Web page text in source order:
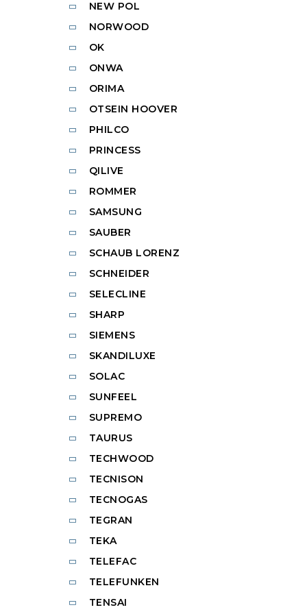
NEW POL
NORWOOD
OK
ONWA
ORIMA
OTSEIN HOOVER
PHILCO
PRINCESS
QILIVE
ROMMER
SAMSUNG
SAUBER
SCHAUB LORENZ
SCHNEIDER
SELECLINE
SHARP
SIEMENS
SKANDILUXE
SOLAC
SUNFEEL
SUPREMO
TAURUS
TECHWOOD
TECNISON
TECNOGAS
TEGRAN
TEKA
TELEFAC
TELEFUNKEN
TENSAI